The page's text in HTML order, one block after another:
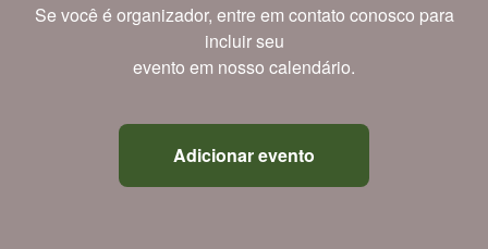
Se você é organizador, entre em contato conosco para
incluir seu
evento em nosso calendário.
Adicionar evento